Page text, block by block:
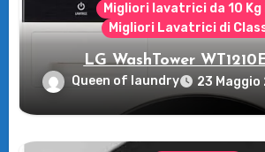
Migliori lavatrici da 10 Kg
Migliori Lavatrici di
LG WashTower
rivoluzione intelligente per il
Queen of laundry 23 Maggio